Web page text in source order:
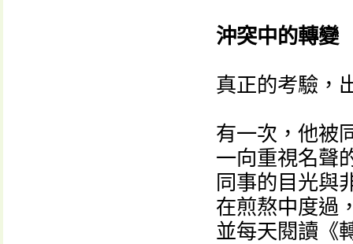
沖突中的轉變
真正的考驗，
有一次，他被
一向重視名聲
同事的目光與
在煎熬中度過
並每天閱讀《